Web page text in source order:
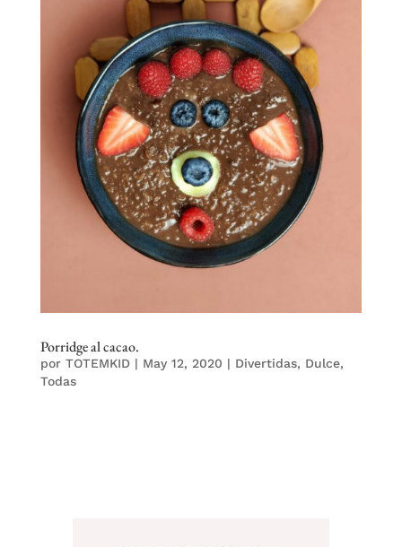
Porridge al cacao.
por TOTEMKID| May 12, 2020 | Divertidas, Dulce,
Todas